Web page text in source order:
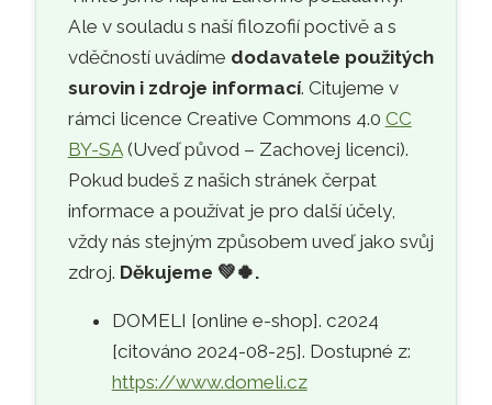
Ale v souladu s naší filozofií poctivě a s
vděčností uvádíme dodavatele použitých
surovin i zdroje informací. Citujeme v
rámci licence Creative Commons 4.0 CC
BY-SA(Uveď původ – Zachovej licenci).
Pokud budeš z našich stránek čerpat
informace a používat je pro další účely,
vždy nás stejným způsobem uveď jako svůj
zdroj. Děkujeme 💚🍀.
DOMELI [online e-shop]. c2024
[citováno 2024-08-25]. Dostupné z:
https://www.domeli.cz